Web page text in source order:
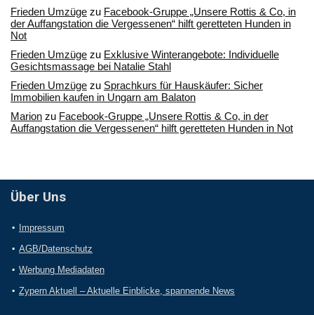
Frieden Umzüge zu Facebook-Gruppe „Unsere Rottis & Co, in
der Auffangstation die Vergessenen“ hilft geretteten Hunden in
Not
Frieden Umzüge zu Exklusive Winterangebote: Individuelle
Gesichtsmassage bei Natalie Stahl
Frieden Umzüge zu Sprachkurs für Hauskäufer: Sicher
Immobilien kaufen in Ungarn am Balaton
Marion zu Facebook-Gruppe „Unsere Rottis & Co, in der
Auffangstation die Vergessenen“ hilft geretteten Hunden in Not
Über Uns
Impressum
AGB/Datenschutz
Werbung Mediadaten
Zypern Aktuell – Aktuelle Einblicke, spannende News